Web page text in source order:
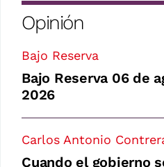
Opinión
Bajo Reserva
Bajo Reserva 06 de
2026
Carlos Antonio
Cuando el gobierno